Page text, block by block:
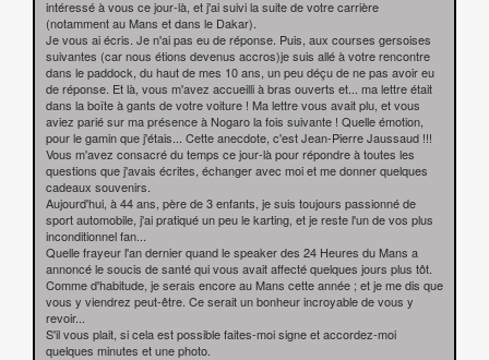
intéressé à vous ce jour-là, et j'ai suivi la suite de votre carrière
(notamment au Mans et dans le Dakar).
Je vous ai écris. Je n'ai pas eu de réponse. Puis, aux courses gersoises
suivantes (car nous étions devenus accros)je suis allé à votre rencontre
dans le paddock, du haut de mes 10 ans, un peu déçu de ne pas avoir eu
de réponse. Et là, vous m'avez accueilli à bras ouverts et... ma lettre était
dans la boîte à gants de votre voiture ! Ma lettre vous avait plu, et vous
aviez parié sur ma présence à Nogaro la fois suivante ! Quelle émotion,
pour le gamin que j'étais... Cette anecdote, c'est Jean-Pierre Jaussaud !!!
Vous m'avez consacré du temps ce jour-là pour répondre à toutes les
questions que j'avais écrites, échanger avec moi et me donner quelques
cadeaux souvenirs.
Aujourd'hui, à 44 ans, père de 3 enfants, je suis toujours passionné de
sport automobile, j'ai pratiqué un peu le karting, et je reste l'un de vos plus
inconditionnel fan...
Quelle frayeur l'an dernier quand le speaker des 24 Heures du Mans a
annoncé le soucis de santé qui vous avait affecté quelques jours plus tôt.
Comme d'habitude, je serais encore au Mans cette année ; et je me dis que
vous y viendrez peut-être. Ce serait un bonheur incroyable de vous y
revoir...
S'il vous plait, si cela est possible faites-moi signe et accordez-moi
quelques minutes et une photo.